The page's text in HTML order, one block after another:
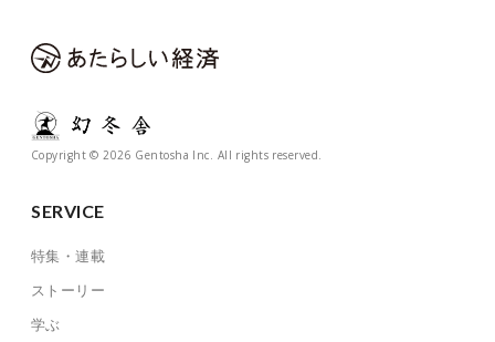
Copyright © 2026 Gentosha Inc. All rights reserved.
SERVICE
特集・連載
ストーリー
学ぶ